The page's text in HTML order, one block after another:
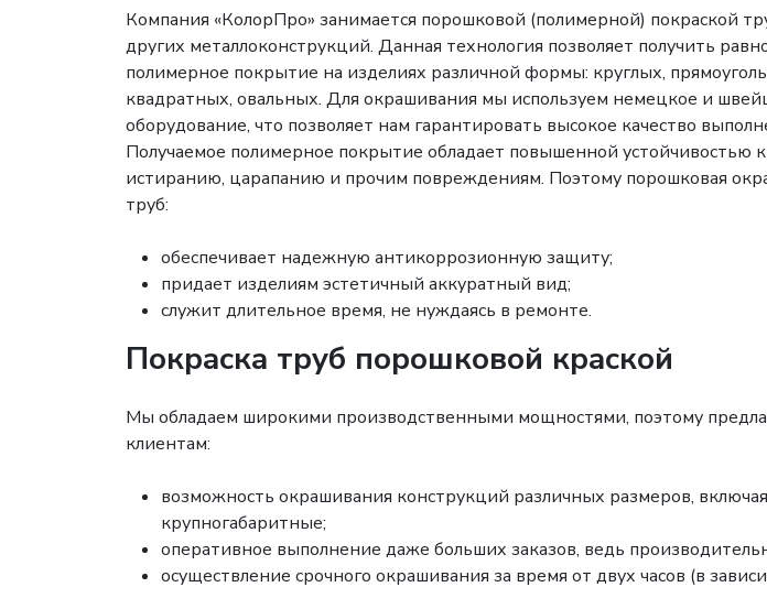
Компания «КолорПро» занимается порошковой (полимерной) покраской
других металлоконструкций. Данная технология позволяет получить
полимерное покрытие на изделиях различной формы: круглых,
квадратных, овальных. Для окрашивания мы используем немецкое и
оборудование, что позволяет нам гарантировать высокое качество
Получаемое полимерное покрытие обладает повышенной устойчивостью к
истиранию, царапанию и прочим повреждениям. Поэтому порошковая
труб:
обеспечивает надежную антикоррозионную защиту;
придает изделиям эстетичный аккуратный вид;
служит длительное время, не нуждаясь в ремонте.
Покраска труб порошковой краской
Мы обладаем широкими производственными мощностями, поэтому
клиентам:
возможность окрашивания конструкций различных размеров, включая
крупногабаритные;
оперативное выполнение даже больших заказов, ведь
осуществление срочного окрашивания за время от двух часов (в